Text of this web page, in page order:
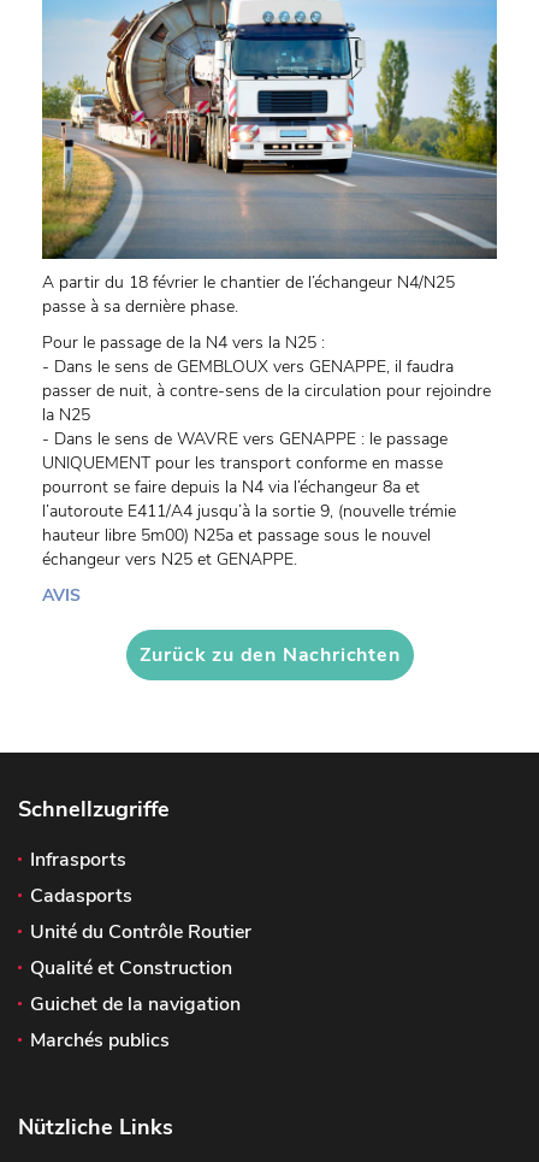
A partir du 18 février le chantier de l’échangeur N4/N25
passe à sa dernière phase.
Pour le passage de la N4 vers la N25 :
- Dans le sens de GEMBLOUX vers GENAPPE, il faudra
passer de nuit, à contre-sens de la circulation pour rejoindre
la N25
- Dans le sens de WAVRE vers GENAPPE : le passage
UNIQUEMENT pour les transport conforme en masse
pourront se faire depuis la N4 via l’échangeur 8a et
l’autoroute E411/A4 jusqu’à la sortie 9, (nouvelle trémie
hauteur libre 5m00) N25a et passage sous le nouvel
échangeur vers N25 et GENAPPE.
AVIS
Zurück zu den Nachrichten
Schnellzugriffe
Infrasports
Cadasports
Unité du Contrôle Routier
Qualité et Construction
Guichet de la navigation
Marchés publics
Nützliche Links